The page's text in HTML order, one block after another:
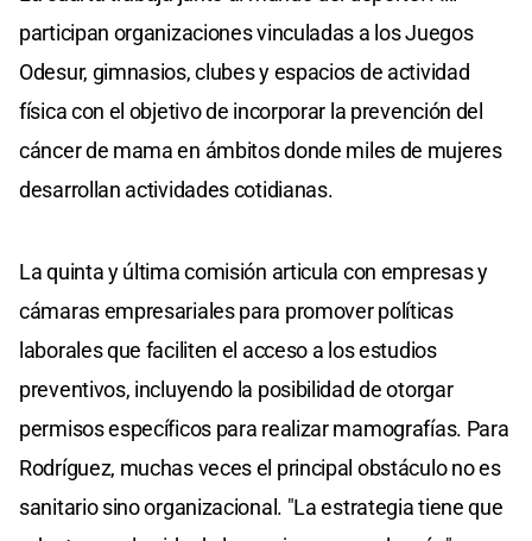
participan organizaciones vinculadas a los Juegos
Odesur, gimnasios, clubes y espacios de actividad
física con el objetivo de incorporar la prevención del
cáncer de mama en ámbitos donde miles de mujeres
desarrollan actividades cotidianas.
La quinta y última comisión articula con empresas y
cámaras empresariales para promover políticas
laborales que faciliten el acceso a los estudios
preventivos, incluyendo la posibilidad de otorgar
permisos específicos para realizar mamografías. Para
Rodríguez, muchas veces el principal obstáculo no es
sanitario sino organizacional. "La estrategia tiene que